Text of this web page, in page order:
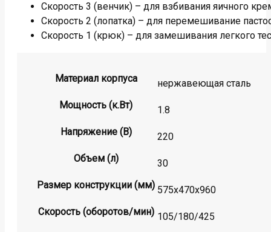
Скорость 3 (венчик) – для взбивания яичного
Скорость 2 (лопатка) – для перемешивание
Скорость 1 (крюк) – для замешивания легкого
Материал корпуса
нержавеющая сталь
Мощность (к.Вт)
1.8
Напряжение (В)
220
Объем (л)
30
Размер конструкции (мм) 575х470х960
Скорость (оборотов/мин) 105/180/425